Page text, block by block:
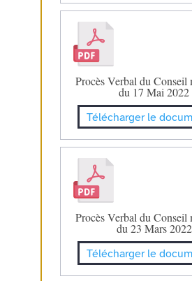
Procès Verbal du Conseil
du 17 Mai 2022
Télécharger le
Procès Verbal du Conseil
du 23 Mars 2022
Télécharger le